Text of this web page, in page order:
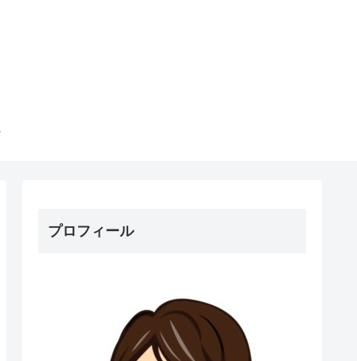
プロフィール